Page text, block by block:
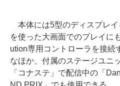
本体には5型のディスプレイ
を使った大画面でのプレイに
ution専用コントローラを接続
なほか、付属のステージユニ
「コナステ」で配信中の「